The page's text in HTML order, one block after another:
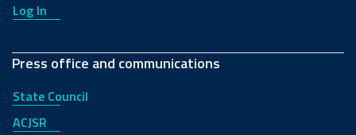
Log In
Press office and communications
State Council
ACJSR